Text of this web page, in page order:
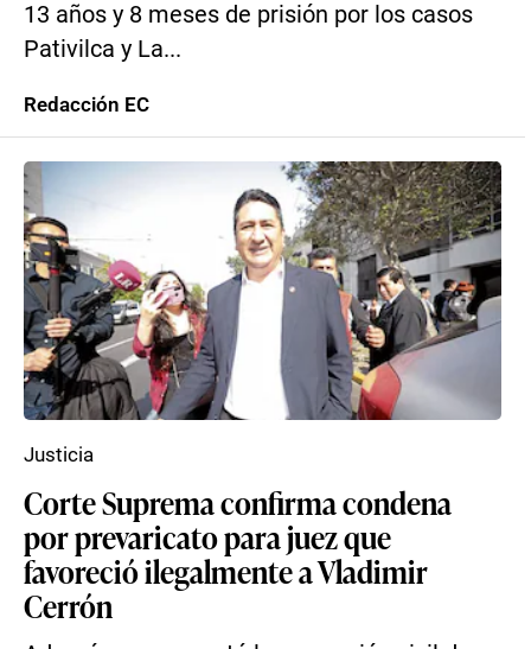
13 años y 8 meses de prisión por los casos
Pativilca y La...
Redacción EC
Corte Suprema confirma condena
por prevaricato para juez que
favoreció ilegalmente a Vladimir
Cerrón
Justicia